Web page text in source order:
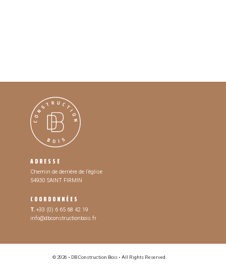
ADRESSE
Chemin de derrière de l’église
54930 SAINT FIRMIN
COORDONNÉES
T.+33 (0) 6 65 68 42 19
info@dbconstructionbois.fr
© 2026 • DB Construction Bois • All Rights Reserved